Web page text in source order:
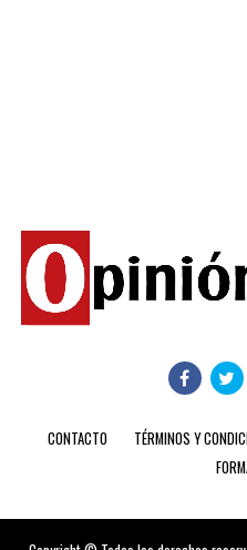
CONTACTO TÉRMINOS Y